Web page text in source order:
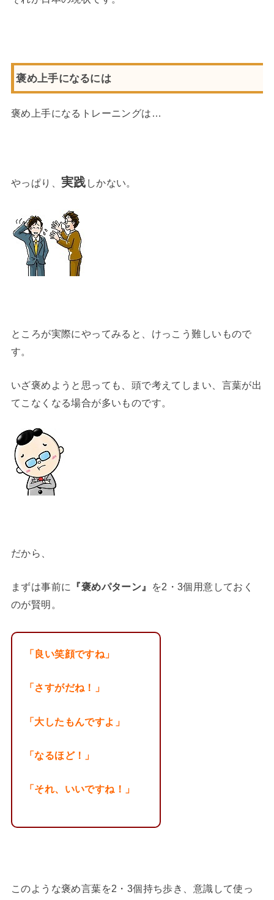
褒め上手になるには
褒め上手になるトレーニングは…
やっぱり、 実践 しかない。
ところが実際にやってみると、けっこう難しいもので
す。
いざ褒めようと思っても、頭で考えてしまい、言葉が出
てこなくなる場合が多いものです。
だから、
まずは事前に 『褒めパターン』
を2・3個用意しておく
のが賢明。
「良い笑顔ですね」
「さすがだね！」
「大したもんですよ」
「なるほど！」
「それ、いいですね！」
このような褒め言葉を2・3個持ち歩き、意識して使っ